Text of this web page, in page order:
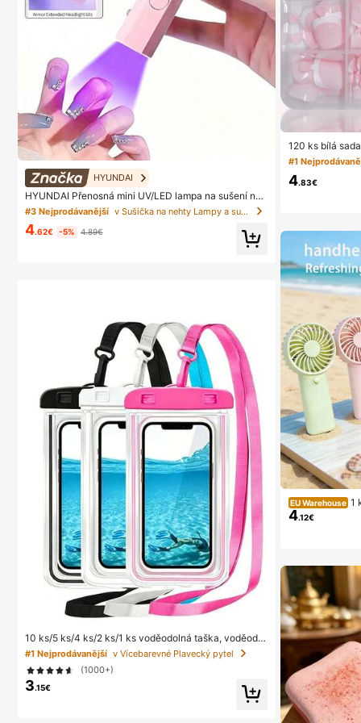
HYUNDAI
HYUNDAI Přenosná mini UV/LED lampa na sušení neh
tů, dobíjecí ruční sušička na nehty s digitálním displej
em, rychlé sušení, vhodná pro každodenní výlety, péč
e o nehty pro ženy
#3 Nejprodávanější v Sušička na nehty Lampy a sušičky na nehty
4.62€ -5% 4.89€
10 ks/5 ks/4 ks/2 ks/1 ks voděodolná taška, voděodol
ný vodotěsný pouzdro na telefon pod vodu, plážové v
oděodolné suché pouzdro na telefon, letní kempován
í, nezbytnosti na dovolenou, must-have
#1 Nejprodávanější v Vícebarevné Plavecký pytel
(1000+)
3.15€
120 ks bílá
u, středně
minimalistický
y, lesklý čistý
ní nošení žen,
#1
4.83€
EU Warehouse 1
ětrák do
ní – udržte se
ní součástí,
4.12€